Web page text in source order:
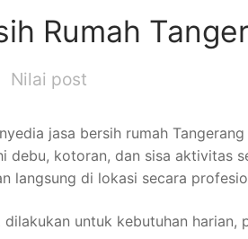
Rumah
Nilai post
jasa bersih rumah
debu, kotoran, dan sisa aktivitas
langsung di lokasi secara
dilakukan untuk kebutuhan